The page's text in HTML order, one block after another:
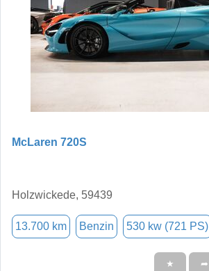
McLaren 720S
Holzwickede, 59439
13.700 km Benzin 530 kw (721 PS)
★ ➦